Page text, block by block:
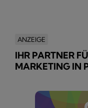
ANZEIGE
IHR PARTNER
MARKETING IN